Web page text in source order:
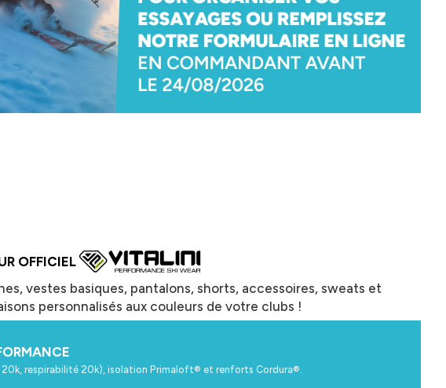
OFFICIEL
vestes basiques, pantalons, shorts, accessoires, sweats et
personnalisés aux couleurs de votre clubs !
respirabilité 20k), isolation Primaloft® et renforts Cordura®.